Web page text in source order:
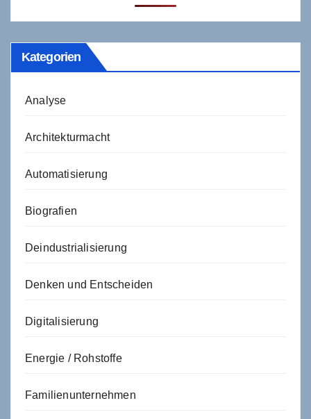
Kategorien
Analyse
Architekturmacht
Automatisierung
Biografien
Deindustrialisierung
Denken und Entscheiden
Digitalisierung
Energie / Rohstoffe
Familienunternehmen